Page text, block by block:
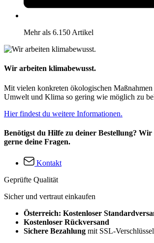
Mehr als 6.150 Artikel
Wir arbeiten klimabewusst.
Mit vielen konkreten ökologischen
Umwelt und Klima so gering wie möglich zu
Hier findest du weitere Informationen.
Benötigst du Hilfe zu deiner Bestellung?
gerne deine Fragen.
Kontakt
Geprüfte Qualität
Sicher und vertraut einkaufen
Österreich: Kostenloser
Kostenloser Rückversand
Sichere Bezahlung mit SSL-